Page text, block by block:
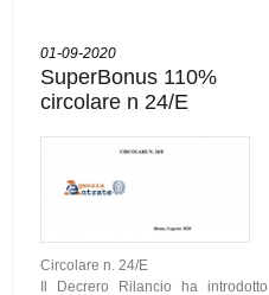
01-09-2020
SuperBonus 110%
circolare n 24/E
Circolare n. 24/E
Il Decrero Rilancio ha introdotto